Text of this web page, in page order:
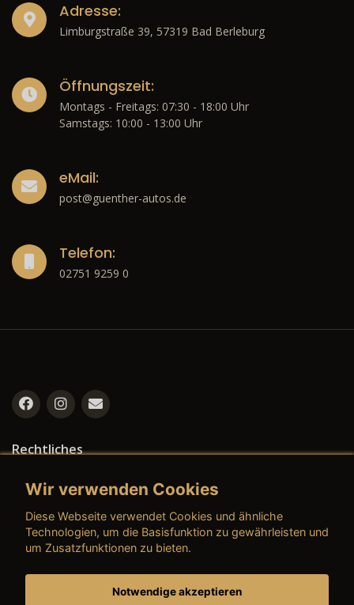
Adresse:
Limburgstraße 39, 57319 Bad Berleburg
Öffnungszeit:
Montags - Freitags: 07:30 - 18:00 Uhr
Samstags: 10:00 - 13:00 Uhr
eMail:
post@guenther-autos.de
Telefon:
02751 9259 0
Rechtliches
→ AGB (Neuwagen)
Wir verwenden Cookies
Diese Webseite verwendet Cookies und ähnliche
Technologien, um die Basisfunktion zu gewährleisten und
um Zusatzfunktionen zu bieten.
Notwendige akzeptieren